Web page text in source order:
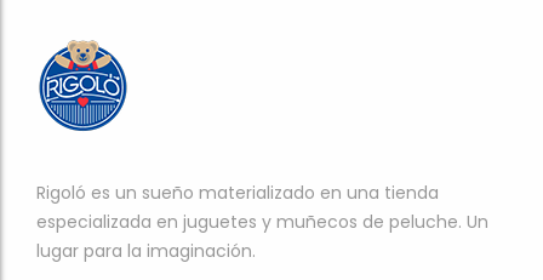
Rigoló es un sueño materializado en una tienda
especializada en juguetes y muñecos de peluche. Un
lugar para la imaginación.